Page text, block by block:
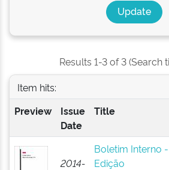
Results 1-3 of 3 (Search
Item hits:
Preview
Issue
Date
Title
2014-
Boletim Interno -
Edição